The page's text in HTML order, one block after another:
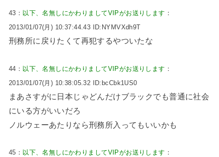
43： 以下、名無しにかわりましてVIPがお送りします ：
2013/01/07(月) 10:37:44.43 ID:NYMVXdh9T
刑務所に戻りたくて再犯するやついたな
44： 以下、名無しにかわりましてVIPがお送りします ：
2013/01/07(月) 10:38:05.32 ID:bcCbk1US0
まあさすがに日本じゃどんだけブラックでも普通に社会
にいる方がいいだろ
ノルウェーあたりなら刑務所入ってもいいかも
45： 以下、名無しにかわりましてVIPがお送りします ：